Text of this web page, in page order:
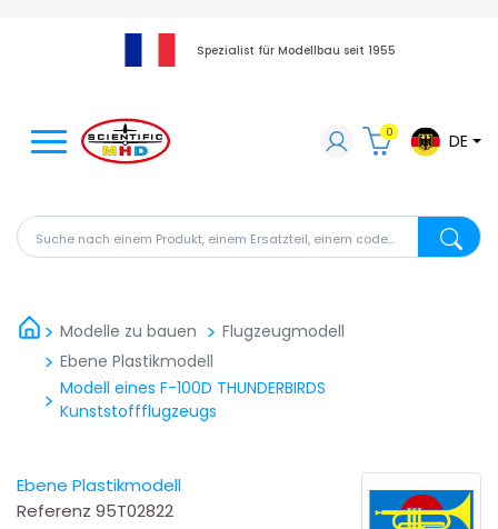
Spezialist für Modellbau seit 1955
Suche nach einem Produkt, einem Ersatzteil, einem
Suche
0 DE
Modelle zu bauen
Flugzeugmodell
Ebene Plastikmodell
Modell eines F-100D THUNDERBIRDS
Kunststoffflugzeugs
Ebene Plastikmodell
Referenz 95T02822